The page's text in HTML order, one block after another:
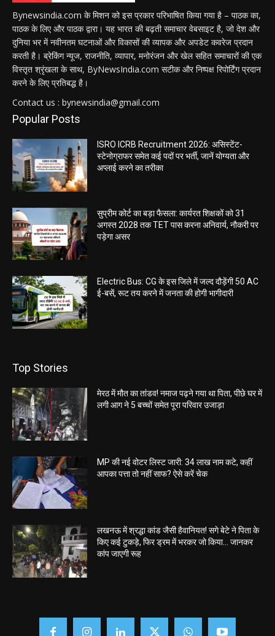
Bynewsindia.com के मिशन को इस प्रकार परिभाषित किया गया है – पाठक का,
पाठक के लिए और पाठक द्वारा। यह भारत की बढ़ती समाचार वेबसाइट है, जो देश और
दुनिया भर में नवीनतम घटनाओं और विकासों की व्यापक और अपडेट कवरेज प्रदान
करती है। ब्रेकिंग न्यूज, राजनीति, व्यापार, मनोरंजन और खेल सहित समाचारों की एक
विस्तृत श्रृंखला के साथ, ByNewsIndia.com सटीक और निष्पक्ष रिपोर्टिंग प्रदान
करने के लिए प्रतिबद्ध है।
Contact us : bynewsindia@gmail.com
Popular Posts
ISRO ICRB Recruitment 2026: असिस्टेंट-
स्टेनोग्राफर समेत कई पदों पर भर्ती, जानें योग्यता और
अप्लाई करने का तरीका
सुप्रीम कोर्ट का बड़ा फैसला: कार्यरत शिक्षकों को 31
अगस्त 2028 तक TET पास करना अनिवार्य, नौकरी पर
पड़ेगा असर
Electric Bus: CG के इस जिले में जल्द दौड़ेंगी 50 AC
ई-बसें, रूट तय करने में जनता की होगी भागीदारी
Top Stories
मेरठ में मौत का तांडव! नमाज पढ़ने गया था पिता, पीछे घर में
लगी आग ने 5 बच्चों समेत पूरा परिवार उजाड़ा
MP की नई वोटर लिस्ट जारी: 34 लाख नाम कटे, कहीं
आपका पत्ता तो नहीं साफ? ऐसे करें चेक
लखनऊ में श्रद्धा कांड जैसी हैवानियत! सगे बेटे ने पिता के
किए कई टुकड़े, फिर ड्रम में भरकर जो किया… जानकर
कांप जाएगी रूह